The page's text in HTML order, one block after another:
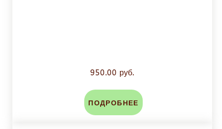
950.00 руб.
ПОДРОБНЕЕ